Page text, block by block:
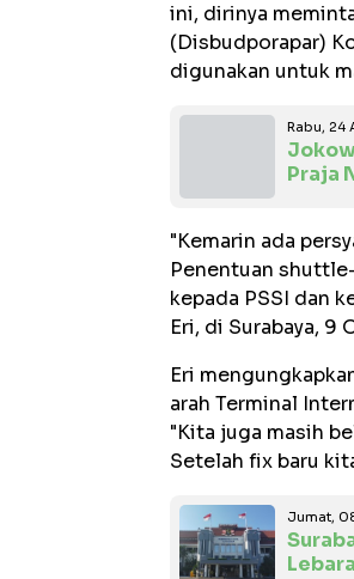
ini, dirinya
(Disbudporapar)
digunakan untuk
Rabu, 24
Praja
"Kemarin ada
Penentuan
kepada PSSI dan
Eri, di Surabaya, 9
Eri
arah Terminal
"Kita juga masih
Setelah fix baru
Jumat,